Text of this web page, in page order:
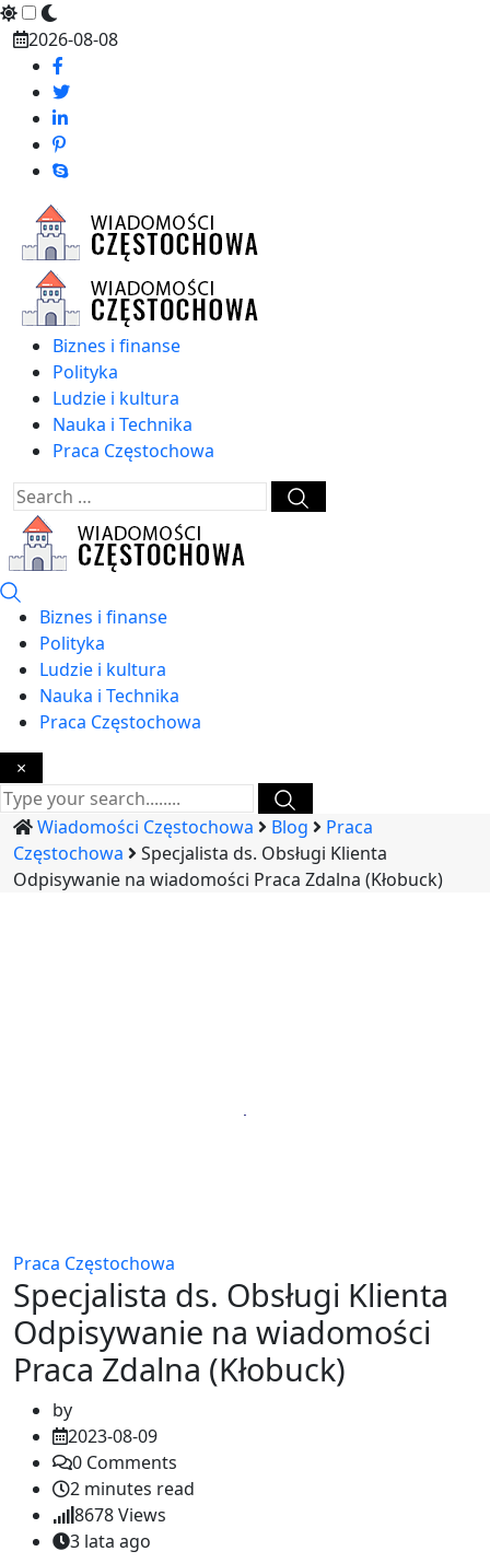
Skip
content
2026-08-08
Biznes i finanse
Polityka
Ludzie i kultura
Nauka i Technika
Praca Częstochowa
Biznes i finanse
Polityka
Ludzie i kultura
Nauka i Technika
Praca Częstochowa
×
Wiadomości Częstochowa Blog
Praca
Częstochowa
Specjalista ds. Obsługi Klienta
Odpisywanie na wiadomości Praca Zdalna (Kłobuck)
Praca Częstochowa
Specjalista ds. Obsługi Klienta
Odpisywanie na wiadomości
Praca Zdalna (Kłobuck)
by
2023-08-09
0 Comments
2 minutes read
8678Views
3 lata ago